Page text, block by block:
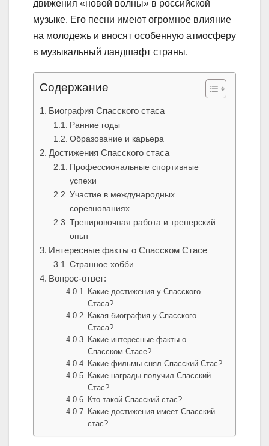
движения «новой волны» в российской
музыке. Его песни имеют огромное влияние
на молодежь и вносят особенную атмосферу
в музыкальный ландшафт страны.
Содержание
Биография Спасского стаса
Ранние годы
Образование и карьера
Достижения Спасского стаса
Профессиональные спортивные
успехи
Участие в международных
соревнованиях
Тренировочная работа и тренерский
опыт
Интересные факты о Спасском Стасе
Странное хобби
Вопрос-ответ:
Какие достижения у Спасского
Стаса?
Какая биография у Спасского
Стаса?
Какие интересные факты о
Спасском Стасе?
Какие фильмы снял Спасский Стас?
Какие награды получил Спасский
Стас?
Кто такой Спасский стас?
Какие достижения имеет Спасский
стас?